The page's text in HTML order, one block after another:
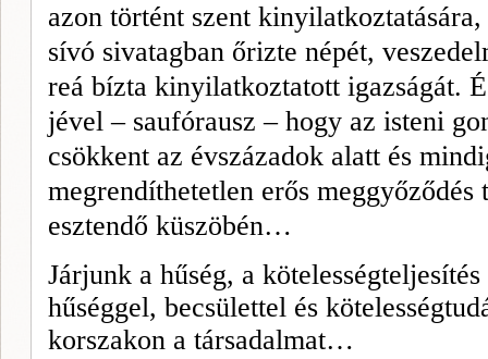
azon történt szent
sívó sivatagban őrizte népét,
reá bízta kinyilatkoztatott igazságát.
jével – saufórausz – hogy az isteni
csökkent az évszázadok alatt és
megrendíthetetlen erős
esztendő küszöbén…
Járjunk a hűség, a
hűséggel, becsülettel és
korszakon a társadal­mat…